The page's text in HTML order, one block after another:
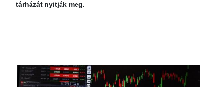
tárházát nyitják meg.